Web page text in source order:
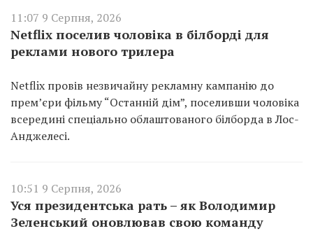
11:07 9 Серпня, 2026
Netflix поселив чоловіка в білборді для
реклами нового трилера
Netflix провів незвичайну рекламну кампанію до
прем’єри фільму “Останній дім”, поселивши чоловіка
всередині спеціально облаштованого білборда в Лос-
Анджелесі.
10:51 9 Серпня, 2026
Уся президентська рать – як Володимир
Зеленський оновлював свою команду